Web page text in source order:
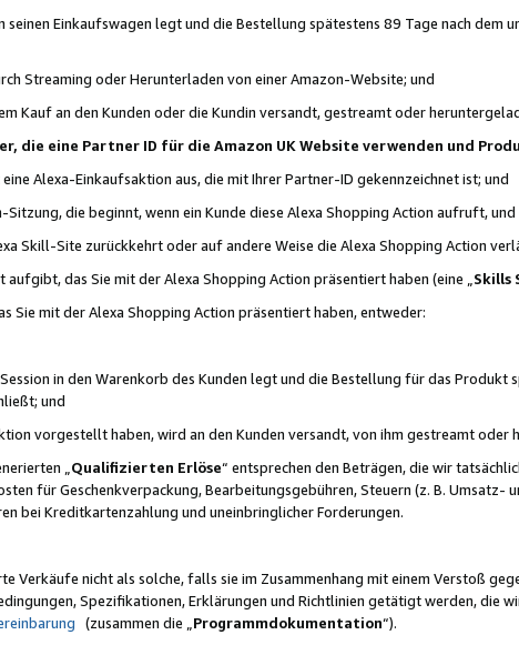
Einkaufswagen legt und die Bestellung spätestens 89 Tage nach dem
Streaming oder Herunterladen von einer Amazon-Website; und
Kauf an den Kunden oder die Kundin versandt, gestreamt oder
die eine Partner ID für die Amazon UK Website verwenden und
Alexa-Einkaufsaktion aus, die mit Ihrer Partner-ID gekennzeichnet ist; und
die beginnt, wenn ein Kunde diese Alexa Shopping Action aufruft,
Skill-Site zurückkehrt oder auf andere Weise die Alexa Shopping Action
das Sie mit der Alexa Shopping Action präsentiert haben (eine „ Skills
Sie mit der Alexa Shopping Action präsentiert haben, entweder:
in den Warenkorb des Kunden legt und die Bestellung für das Produkt
und
vorgestellt haben, wird an den Kunden versandt, von ihm gestreamt oder
„ Qualifizierten Erlöse“ entsprechen den Beträgen, die wir
für Geschenkverpackung, Bearbeitungsgebühren, Steuern (z. B. Umsatz-
bei Kreditkartenzahlung und uneinbringlicher Forderungen.
Verkäufe nicht als solche, falls sie im Zusammenhang mit einem Verstoß
Spezifikationen, Erklärungen und Richtlinien getätigt werden, die
(zusammen die „ Programmdokumentation“).